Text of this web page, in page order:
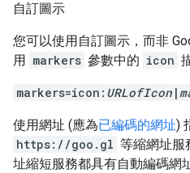
自訂圖示
您可以使用自訂圖示，而非
用 markers 參數中的 icon
markers=icon: URLofIcon |
使用網址 (應為已編碼的網址)
https://goo.gl 等縮網址服
址縮短服務都具有自動編碼網